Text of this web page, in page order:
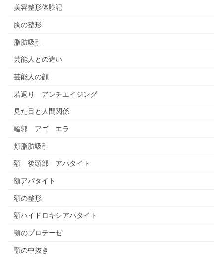
美容整形体験記
胸の整形
脂肪吸引
芸能人との違い
芸能人の顔
若返り アンチエイジング
見た目と人間関係
輪郭 アゴ エラ
頬脂肪吸引
額 後頭部 アパタイト
額アパタイト
額の整形
額ハイドロキシアパタイト
顎のプロテーゼ
顎の中抜き